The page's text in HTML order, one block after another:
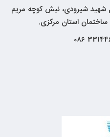
شهید شیرودی، نبش کوچه مریم
ساختمان استان مرکزی.